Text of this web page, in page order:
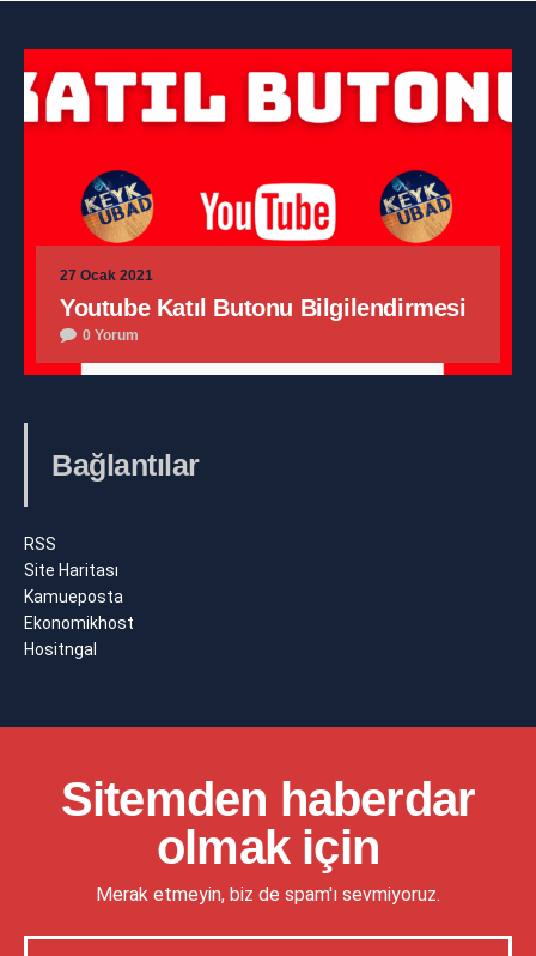
27 Ocak 2021
Youtube Katıl Butonu Bilgilendirmesi
0 Yorum
Bağlantılar
RSS
Site Haritası
Kamueposta
Ekonomikhost
Hositngal
Sitemden haberdar
olmak için
Merak etmeyin, biz de spam'ı sevmiyoruz.